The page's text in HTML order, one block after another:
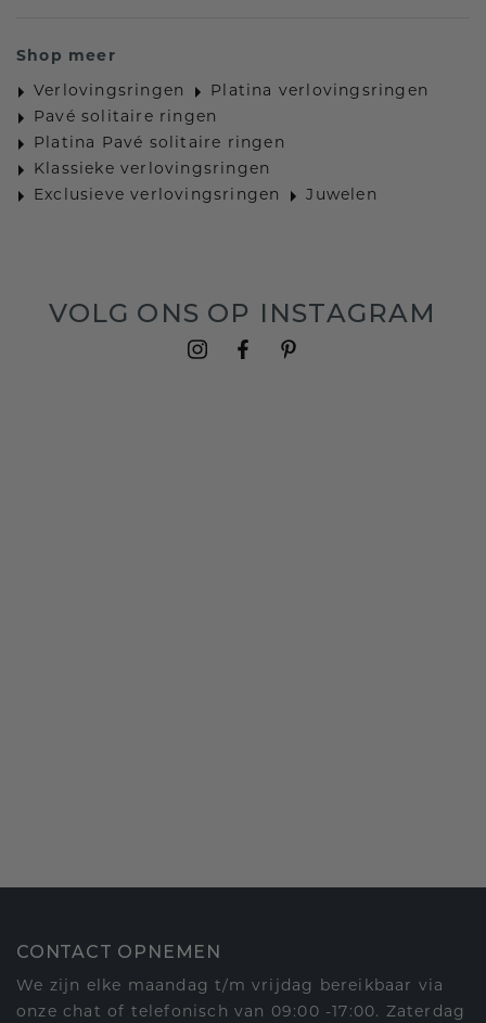
Shop meer
Verlovingsringen
Platina verlovingsringen
Pavé solitaire ringen
Platina Pavé solitaire ringen
Klassieke verlovingsringen
Exclusieve verlovingsringen
Juwelen
VOLG ONS OP INSTAGRAM
CONTACT OPNEMEN
We zijn elke maandag t/m vrijdag bereikbaar via
onze chat of telefonisch van 09:00 -17:00. Zaterdag